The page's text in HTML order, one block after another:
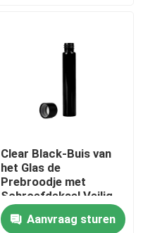
Clear Black-Buis van
het Glas de
Prebroodje met
Schroefdeksel Veilig
voor kinderen
22x116mm
Aanvraag sturen